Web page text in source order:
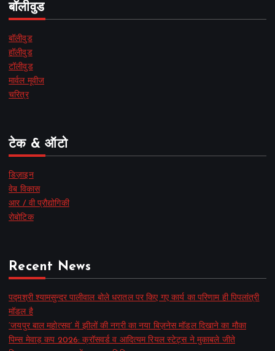
बॉलीवुड
बॉलीवुड
हॉलीवुड
टॉलीवुड
मार्वल मूवीज
चरित्र
टेक & ऑटो
डिज़ाइन
वेब विकास
आर / वी प्रौद्योगिकी
रोबोटिक
Recent News
पद्मश्री श्यामसुन्दर पालीवाल बोले धरातल पर किए गए कार्य का परिणाम ही पिपलांत्री
मॉडल है
‘जयपुर बाल महोत्सव’ में झीलों की नगरी का नया बिज़नेस मॉडल दिखाने का मौका
पिम्स मेवाड़ कप 2026: क्रॉसवर्ड व आदित्यम रियल स्टेट्स ने मुकाबले जीते